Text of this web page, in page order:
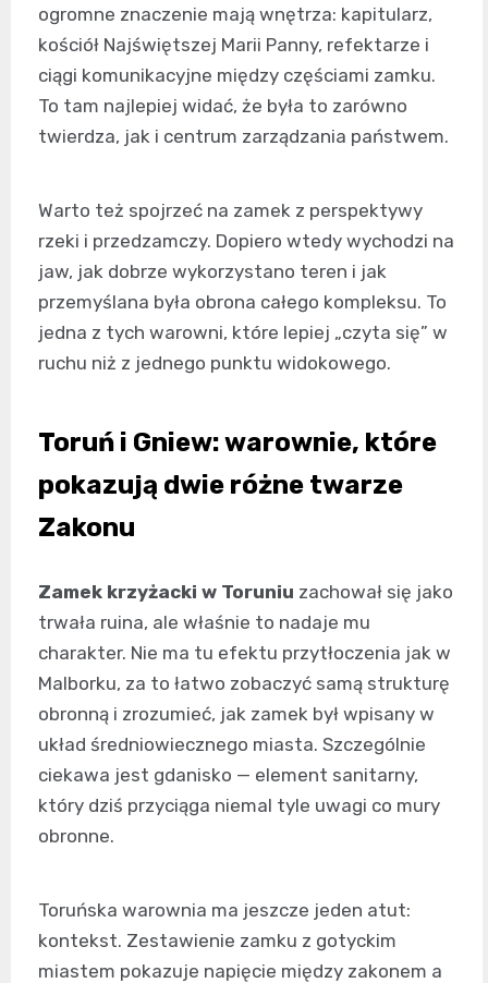
ogromne znaczenie mają wnętrza: kapitularz,
kościół Najświętszej Marii Panny, refektarze i
ciągi komunikacyjne między częściami zamku.
To tam najlepiej widać, że była to zarówno
twierdza, jak i centrum zarządzania państwem.
Warto też spojrzeć na zamek z perspektywy
rzeki i przedzamczy. Dopiero wtedy wychodzi na
jaw, jak dobrze wykorzystano teren i jak
przemyślana była obrona całego kompleksu. To
jedna z tych warowni, które lepiej „czyta się” w
ruchu niż z jednego punktu widokowego.
Toruń i Gniew: warownie, które
pokazują dwie różne twarze
Zakonu
Zamek krzyżacki w Toruniu zachował się jako
trwała ruina, ale właśnie to nadaje mu
charakter. Nie ma tu efektu przytłoczenia jak w
Malborku, za to łatwo zobaczyć samą strukturę
obronną i zrozumieć, jak zamek był wpisany w
układ średniowiecznego miasta. Szczególnie
ciekawa jest gdanisko — element sanitarny,
który dziś przyciąga niemal tyle uwagi co mury
obronne.
Toruńska warownia ma jeszcze jeden atut:
kontekst. Zestawienie zamku z gotyckim
miastem pokazuje napięcie między zakonem a